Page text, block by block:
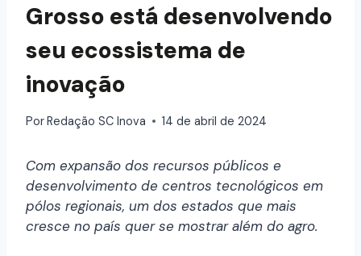
Grosso está desenvolvendo
seu ecossistema de
inovação
PorRedação SC Inova 14 de abril de 2024
Com expansão dos recursos públicos e
desenvolvimento de centros tecnológicos em
pólos regionais, um dos estados que mais
cresce no país quer se mostrar além do agro.